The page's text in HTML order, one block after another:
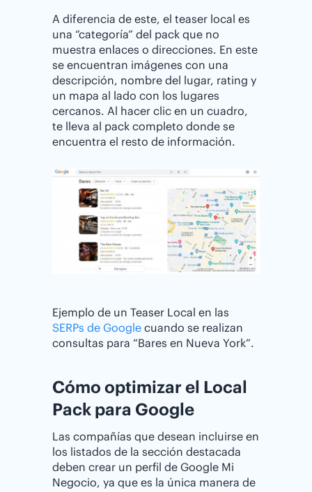
A diferencia de este, el teaser local es
una “categoría” del pack que no
muestra enlaces o direcciones. En este
se encuentran imágenes con una
descripción, nombre del lugar, rating y
un mapa al lado con los lugares
cercanos. Al hacer clic en un cuadro,
te lleva al pack completo donde se
encuentra el resto de información.
Ejemplo de un Teaser Local en las
SERPs de Google cuando se realizan
consultas para “Bares en Nueva York”.
Cómo optimizar el Local
Pack para Google
Las compañías que desean incluirse en
los listados de la sección destacada
deben crear un perfil de Google Mi
Negocio, ya que es la única manera de